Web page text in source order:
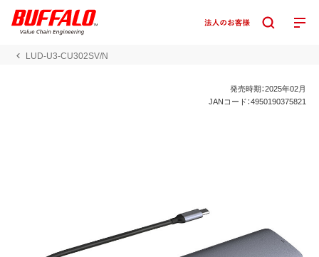
LUD-U3-CU302SV/N
発売時期：2025年02月
JANコード：4950190375821